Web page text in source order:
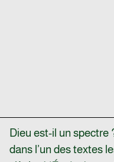
Dieu est-il un spectre
dans l’un des textes